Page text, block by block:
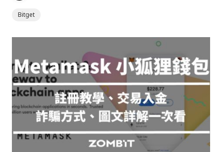
Bitget